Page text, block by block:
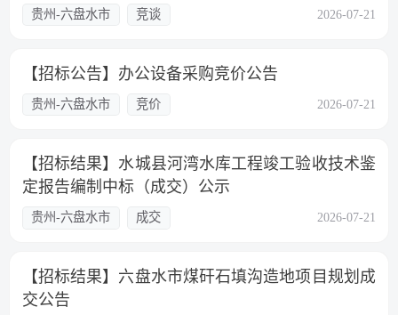
贵州-六盘水市 竞谈 2026-07-21
【招标公告】办公设备采购竞价公告
贵州-六盘水市 竞价 2026-07-21
【招标结果】水城县河湾水库工程竣工验收技术鉴
定报告编制中标（成交）公示
贵州-六盘水市 成交 2026-07-21
【招标结果】六盘水市煤矸石填沟造地项目规划成
交公告